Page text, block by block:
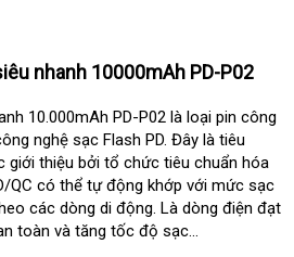
nhanh 10000mAh PD-P02
10.000mAh PD-P02 là loại pin công
nghệ sạc Flash PD. Đây là tiêu
giới thiệu bởi tổ chức tiêu chuẩn hóa
QC có thể tự động khớp với mức sạc
các dòng di động. Là dòng điện đạt
toàn và tăng tốc độ sạc...